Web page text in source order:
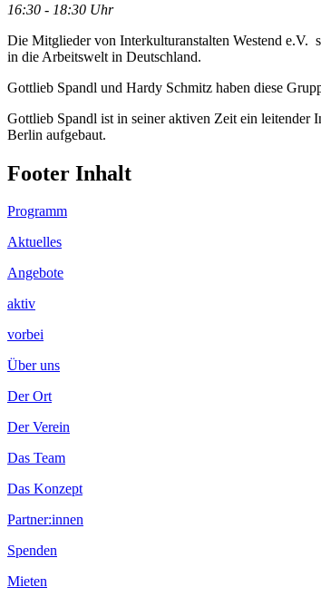
16:30 - 18:30 Uhr
Die Mitglieder von Interkulturanstalten Westend e.V.
in die Arbeitswelt in Deutschland.
Gottlieb Spandl und Hardy Schmitz haben diese
Gottlieb Spandl ist in seiner aktiven Zeit ein leitender
Berlin aufgebaut.
Footer Inhalt
Programm
Aktuelles
Angebote
aktiv
vorbei
Über uns
Der Ort
Der Verein
Das Team
Das Konzept
Partner:innen
Spenden
Mieten